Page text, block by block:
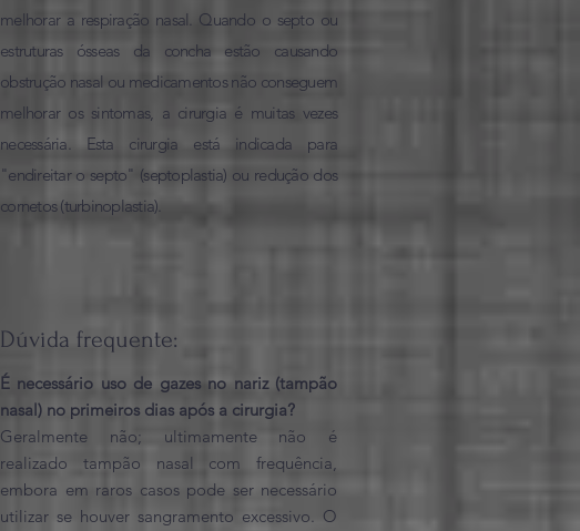
melhorar a respiração nasal. Quando o septo ou
estruturas ósseas da concha estão causando
obstrução nasal ou medicamentos não conseguem
melhorar os sintomas, a cirurgia é muitas vezes
necessária. Esta cirurgia está indicada para
"endireitar o septo" (septoplastia) ou redução dos
cornetos (turbinoplastia).
Dúvida frequente:
É necessário uso de gazes no nariz (tampão
nasal) no primeiros dias após a cirurgia?
Geralmente não; ultimamente não é
realizado tampão nasal com frequência,
embora em raros casos pode ser necessário
utilizar se houver sangramento excessivo. O